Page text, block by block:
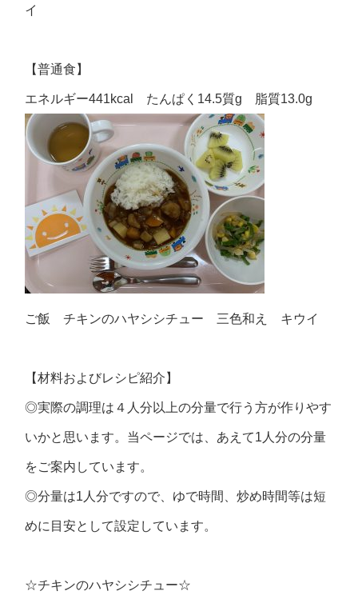
イ
【普通食】
エネルギー441kcal たんぱく14.5質g 脂質13.0g
ご飯 チキンのハヤシシチュー 三色和え キウイ
【材料およびレシピ紹介】
◎実際の調理は４人分以上の分量で行う方が作りやす
いかと思います。当ページでは、あえて1人分の分量
をご案内しています。
◎分量は1人分ですので、ゆで時間、炒め時間等は短
めに目安として設定しています。
☆チキンのハヤシシチュー☆